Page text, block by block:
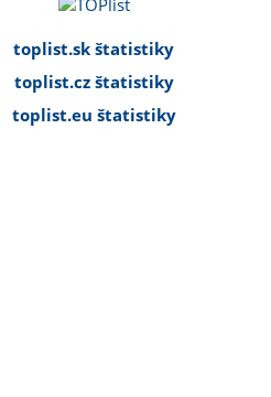
toplist.sk štatistiky
toplist.cz štatistiky
toplist.eu štatistiky